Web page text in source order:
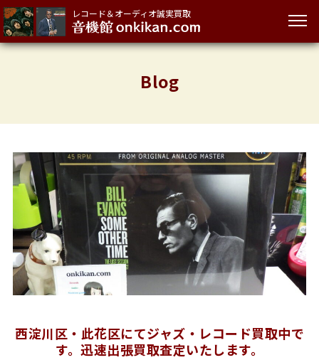
レコード＆オーディオ誠実買取
Blog
西淀川区・此花区にてジャズ・レコード買取中で
す。迅速出張買取査定いたします。